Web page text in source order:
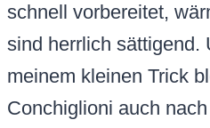
schnell vorbereitet,
sind herrlich sättigend.
meinem kleinen Trick
Conchiglioni auch